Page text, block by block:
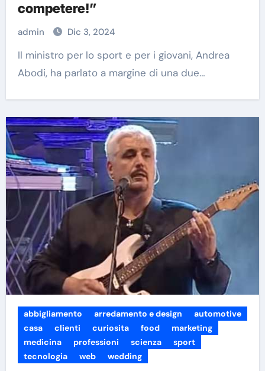
competere!”
admin Dic 3, 2024
Il ministro per lo sport e per i giovani, Andrea
Abodi, ha parlato a margine di una due…
abbigliamento arredamento e design
automotive
casa
clienti curiosita food
marketing
medicina
professioni scienza
sport
tecnologia
web wedding